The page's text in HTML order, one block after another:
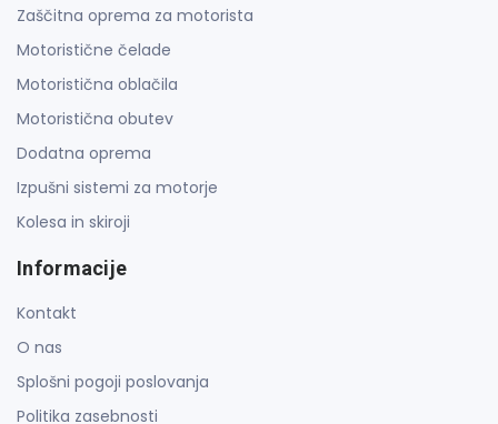
Zaščitna oprema za motorista
Motoristične čelade
Motoristična oblačila
Motoristična obutev
Dodatna oprema
Izpušni sistemi za motorje
Kolesa in skiroji
Informacije
Kontakt
O nas
Splošni pogoji poslovanja
Politika zasebnosti